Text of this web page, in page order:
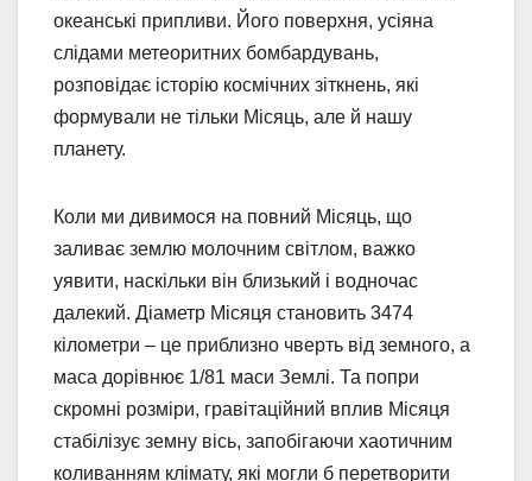
океанські припливи. Його поверхня, усіяна
слідами метеоритних бомбардувань,
розповідає історію космічних зіткнень, які
формували не тільки Місяць, але й нашу
планету.
Коли ми дивимося на повний Місяць, що
заливає землю молочним світлом, важко
уявити, наскільки він близький і водночас
далекий. Діаметр Місяця становить 3474
кілометри – це приблизно чверть від земного, а
маса дорівнює 1/81 маси Землі. Та попри
скромні розміри, гравітаційний вплив Місяця
стабілізує земну вісь, запобігаючи хаотичним
коливанням клімату, які могли б перетворити